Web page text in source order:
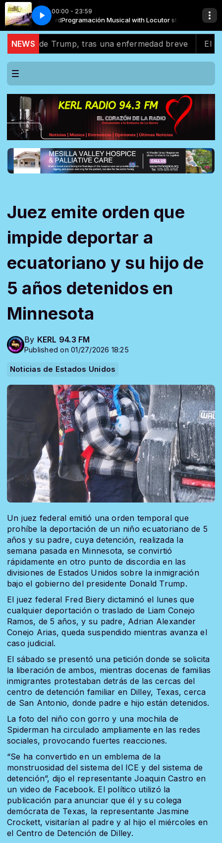
00:00 - 23:59
standardProgramación Musical with Locutor standard
A OlvidarLos Ángeles Azules - Cómo Te Voy A Olvidar
NEWS
de Trump, tras una enfermedad breve El apoyo
Juez emite orden que
impide deportar a
ecuatoriano y su hijo de
5 años detenidos en
Minnesota
By KERL 94.3 FM
Published on 01/27/2026 18:25
Noticias de Estados Unidos
Un juez federal emitió una orden temporal que
prohíbe la deportación de un niño ecuatoriano de 5
años y su padre, cuya detención, realizada la
semana pasada en Minnesota, se convirtió
rápidamente en otro punto de discordia en las
divisiones de Estados Unidos sobre la inmigración
bajo el gobierno del presidente Donald Trump.
El juez federal Fred Biery dictaminó el lunes que
cualquier deportación o traslado de Liam Conejo
Ramos, de 5 años, y su padre, Adrian Alexander
Conejo Arias, queda suspendido mientras avanza el
caso judicial.
El sábado se presentó una petición donde se solicita
la liberación de ambos, mientras docenas de familias
inmigrantes protestaban detrás de las cercas del
centro de detención familiar en Dilley, Texas, cerca
de San Antonio, donde padre e hijo están detenidos.
La foto del niño con gorro y una mochila de
Spiderman ha circulado ampliamente en las redes
sociales, provocando fuertes reacciones.
“Se ha convertido en un emblema de la
monstruosidad del sistema del ICE y del sistema de
detención”, dijo el representante Joaquin Castro en
un video de Facebook. El político utilizó la
publicación para anunciar que él y su colega
demócrata de Texas, la representante Jasmine
Crockett, visitarían al padre y al hijo el miércoles en
el Centro de Detención de Dilley.